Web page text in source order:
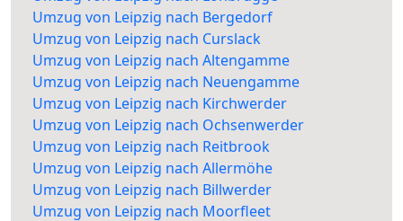
Umzug von Leipzig nach Bergedorf
Umzug von Leipzig nach Curslack
Umzug von Leipzig nach Altengamme
Umzug von Leipzig nach Neuengamme
Umzug von Leipzig nach Kirchwerder
Umzug von Leipzig nach Ochsenwerder
Umzug von Leipzig nach Reitbrook
Umzug von Leipzig nach Allermöhe
Umzug von Leipzig nach Billwerder
Umzug von Leipzig nach Moorfleet